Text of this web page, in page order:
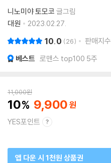
니노미야 토모코 글그림
대원
2023.02.27.
10.0 26 판매지수
베스트 로맨스 top100 5주
11,000원
10 9,900
YES포인트
앱 다운 시 1천원 상품권